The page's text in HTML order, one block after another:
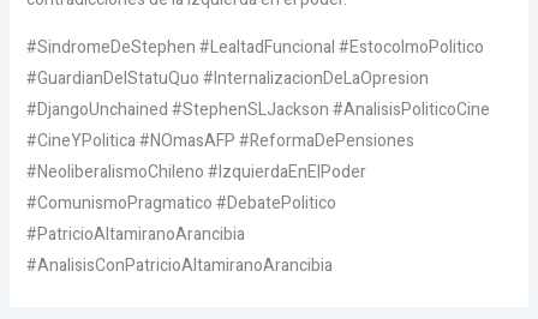
#SindromeDeStephen #LealtadFuncional #EstocolmoPolitico
#GuardianDelStatuQuo #InternalizacionDeLaOpresion
#DjangoUnchained #StephenSLJackson #AnalisisPoliticoCine
#CineYPolitica #NOmasAFP #ReformaDePensiones
#NeoliberalismoChileno #IzquierdaEnElPoder
#ComunismoPragmatico #DebatePolitico
#PatricioAltamiranoArancibia
#AnalisisConPatricioAltamiranoArancibia